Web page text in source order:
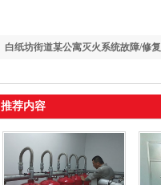
白纸坊街道某公寓灭火系统故障/修复
推荐内容